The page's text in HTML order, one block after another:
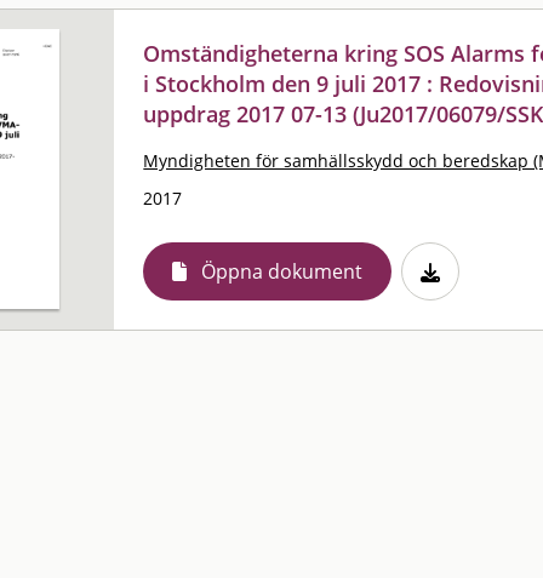
Omständigheterna kring SOS Alarms
i Stockholm den 9 juli 2017 :
uppdrag 2017 07-13 (Ju2017/06079/
Myndigheten för samhällsskydd och beredskap
2017
Öppna dokument